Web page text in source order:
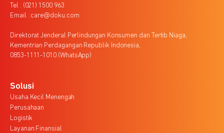
Tel : (021) 1500 963
Email : care@doku.com
Direktorat Jenderal Perlindungan Konsumen dan Tertib Niaga,
Kementrian Perdagangan Republik Indonesia,
0853-1111-1010 (WhatsApp)
Solusi
Usaha Kecil Menengah
Perusahaan
Logistik
Layanan Finansial